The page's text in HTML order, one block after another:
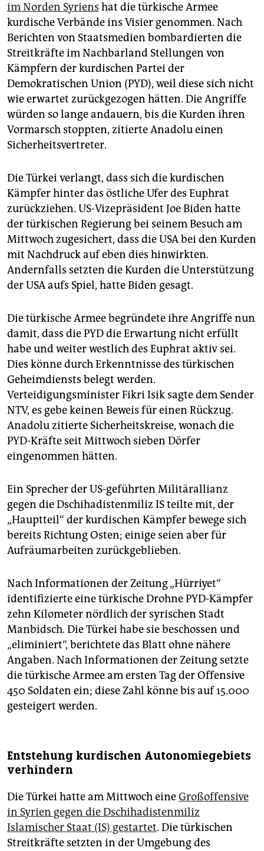
fragen & hilfe
unterstützen
abo
genossenschaft
epaper login
im Norden Syriens hat die türkische Armee
kurdische Verbände ins Visier genommen. Nach
Berichten von Staatsmedien bombardierten die
Streitkräfte im Nachbarland Stellungen von
Kämpfern der kurdischen Partei der
Demokratischen Union (PYD), weil diese sich nicht
wie erwartet zurückgezogen hätten. Die Angriffe
würden so lange andauern, bis die Kurden ihren
Vormarsch stoppten, zitierte Anadolu einen
Sicherheitsvertreter.
Die Türkei verlangt, dass sich die kurdischen
Kämpfer hinter das östliche Ufer des Euphrat
zurückziehen. US-Vizepräsident Joe Biden hatte
der türkischen Regierung bei seinem Besuch am
Mittwoch zugesichert, dass die USA bei den Kurden
mit Nachdruck auf eben dies hinwirkten.
Andernfalls setzten die Kurden die Unterstützung
der USA aufs Spiel, hatte Biden gesagt.
Die türkische Armee begründete ihre Angriffe nun
damit, dass die PYD die Erwartung nicht erfüllt
habe und weiter westlich des Euphrat aktiv sei.
Dies könne durch Erkenntnisse des türkischen
Geheimdiensts belegt werden.
Verteidigungsminister Fikri Isik sagte dem Sender
NTV, es gebe keinen Beweis für einen Rückzug.
Anadolu zitierte Sicherheitskreise, wonach die
PYD-Kräfte seit Mittwoch sieben Dörfer
eingenommen hätten.
Ein Sprecher der US-geführten Militärallianz
gegen die Dschihadistenmiliz IS teilte mit, der
„Hauptteil“ der kurdischen Kämpfer bewege sich
bereits Richtung Osten; einige seien aber für
Aufräumarbeiten zurückgeblieben.
Nach Informationen der Zeitung „Hürriyet“
identifizierte eine türkische Drohne PYD-Kämpfer
zehn Kilometer nördlich der syrischen Stadt
Manbidsch. Die Türkei habe sie beschossen und
„eliminiert“, berichtete das Blatt ohne nähere
Angaben. Nach Informationen der Zeitung setzte
die türkische Armee am ersten Tag der Offensive
450 Soldaten ein; diese Zahl könne bis auf 15.000
gesteigert werden.
Entstehung kurdischen Autonomiegebiets
verhindern
Die Türkei hatte am Mittwoch eineGroßoffensive
in Syrien gegen die Dschihadistenmiliz
Islamischer Staat (IS) gestartet. Die türkischen
Streitkräfte setzten in der Umgebung des